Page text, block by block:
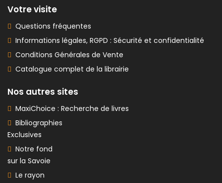
Votre visite
Questions fréquentes
Informations légales, RGPD : Sécurité et confidentialité
Conditions Générales de Vente
Catalogue complet de la librairie
Nos autres sites
MaxiChoice : Recherche de livres
Bibliographies
Exclusives
Notre fond
sur la Savoie
Le rayon